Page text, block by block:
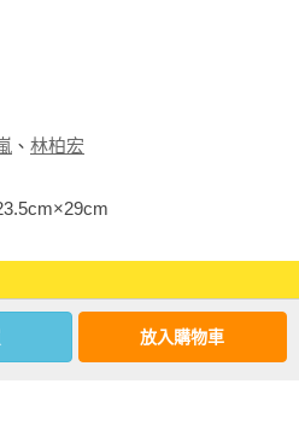
會陸地（樹、石、山）、天空
（海洋、河流、瀑布）、建築物
分割有節奏和景深的空間層次，
可辨的輪廓（線條、幾何）×  立
觸描繪雲層、狂風、海浪、倒影
、 林柏宏
/ 23.5cm×29cm
出版社 放入購物車